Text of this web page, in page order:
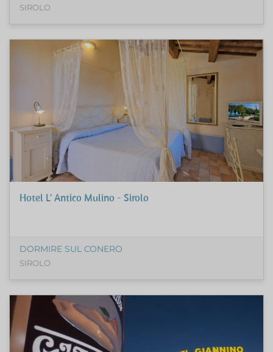
SIROLO
Hotel L' Antico Mulino - Sirolo
DORMIRE SUL CONERO
SIROLO